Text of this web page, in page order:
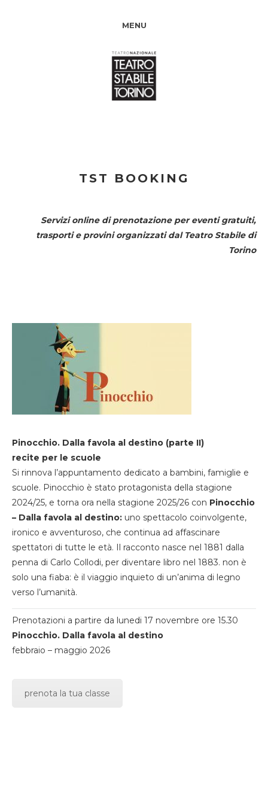
MENU
TST BOOKING
Servizi online di prenotazione per eventi gratuiti,
trasporti e provini organizzati dal Teatro Stabile di
Torino
Pinocchio. Dalla favola al destino (parte II)
recite per le scuole
Si rinnova l’appuntamento dedicato a bambini, famiglie e
scuole. Pinocchio è stato protagonista della stagione
2024/25, e torna ora nella stagione 2025/26 con Pinocchio
– Dalla favola al destino: uno spettacolo coinvolgente,
ironico e avventuroso, che continua ad affascinare
spettatori di tutte le età. Il racconto nasce nel 1881 dalla
penna di Carlo Collodi, per diventare libro nel 1883. non è
solo una fiaba: è il viaggio inquieto di un’anima di legno
verso l’umanità.
Prenotazioni a partire da lunedi 17 novembre ore 15.30
Pinocchio. Dalla favola al destino
febbraio – maggio 2026
prenota la tua classe